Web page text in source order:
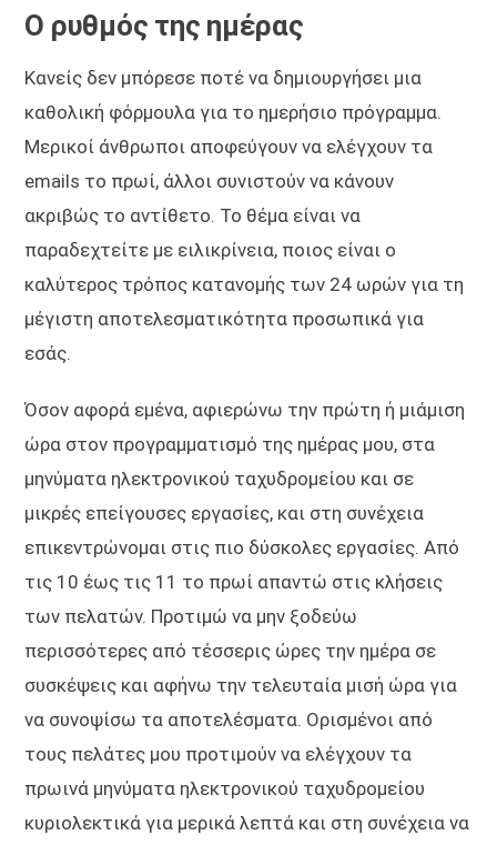
Ο ρυθμός της ημέρας
Κανείς δεν μπόρεσε ποτέ να δημιουργήσει μια
καθολική φόρμουλα για το ημερήσιο πρόγραμμα.
Μερικοί άνθρωποι αποφεύγουν να ελέγχουν τα
emails το πρωί, άλλοι συνιστούν να κάνουν
ακριβώς το αντίθετο. Το θέμα είναι να
παραδεχτείτε με ειλικρίνεια, ποιος είναι ο
καλύτερος τρόπος κατανομής των 24 ωρών για τη
μέγιστη αποτελεσματικότητα προσωπικά για
εσάς.
Όσον αφορά εμένα, αφιερώνω την πρώτη ή μιάμιση
ώρα στον προγραμματισμό της ημέρας μου, στα
μηνύματα ηλεκτρονικού ταχυδρομείου και σε
μικρές επείγουσες εργασίες, και στη συνέχεια
επικεντρώνομαι στις πιο δύσκολες εργασίες. Από
τις 10 έως τις 11 το πρωί απαντώ στις κλήσεις
των πελατών. Προτιμώ να μην ξοδεύω
περισσότερες από τέσσερις ώρες την ημέρα σε
συσκέψεις και αφήνω την τελευταία μισή ώρα για
να συνοψίσω τα αποτελέσματα. Ορισμένοι από
τους πελάτες μου προτιμούν να ελέγχουν τα
πρωινά μηνύματα ηλεκτρονικού ταχυδρομείου
κυριολεκτικά για μερικά λεπτά και στη συνέχεια να